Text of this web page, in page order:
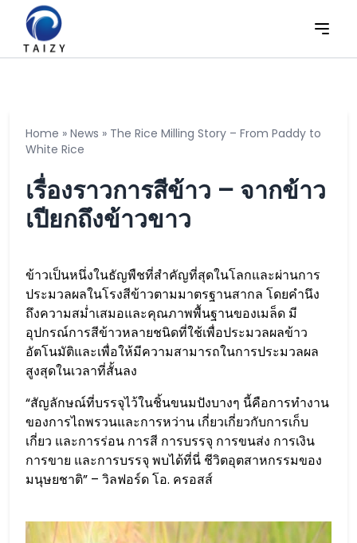
Home » News » The Rice Milling Story – From Paddy to
White Rice
เรื่องราวการสีข้าว – จากข้าว
เปียกถึงข้าวขาว
ข้าวเป็นหนึ่งในธัญพืชที่สำคัญที่สุดในโลกและผ่านการ
ประมวลผลในโรงสีข้าวตามมาตรฐานสากล โดยคำนึง
ถึงความสม่ำเสมอและคุณภาพพื้นฐานของเมล็ด มี
อุปกรณ์การสีข้าวหลายชนิดที่ใช้เพื่อประมวลผลข้าว
อัตโนมัติและเพื่อให้มีความสามารถในการประมวลผล
สูงสุดในเวลาที่สั้นลง
“สัญลักษณ์ที่บรรจุไว้ในชิ้นขนมปังบางๆ นี้คือการทำงาน
ของการไถพรวนและการหว่าน เกี่ยวเกี่ยวกับการเก็บ
เกี่ยว และการร่อน การสี การบรรจุ การขนส่ง การเงิน
การขาย และการบรรจุ พบได้ที่นี่ ชีวิตอุตสาหกรรมของ
มนุษยชาติ” – วิลฟอร์ด โอ. ครอสส์